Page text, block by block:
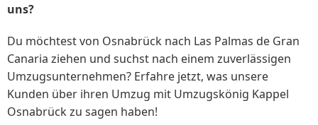
uns?
Du möchtest von Osnabrück nach Las Palmas de Gran
Canaria ziehen und suchst nach einem zuverlässigen
Umzugsunternehmen? Erfahre jetzt, was unsere
Kunden über ihren Umzug mit Umzugskönig Kappel
Osnabrück zu sagen haben!